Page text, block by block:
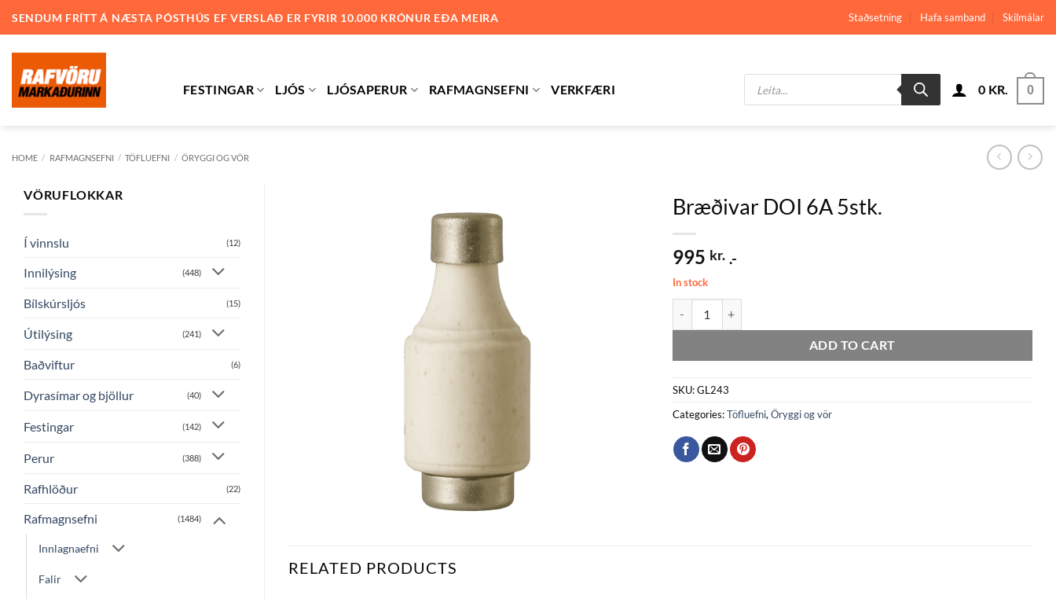
SENDUM FRÍTT Á NÆSTA PÓSTHÚS EF VERSLAÐ ER FYRIR 10.000 KRÓNUR EÐA MEIRA Staðsetning Hafa samband Skilmálar
FESTINGAR LJÓS LJÓSAPERUR RAFMAGNSEFNI VERKFÆRI
Products
search
0 KR. 0
HOME / RAFMAGNSEFNI / TÖFLUEFNI / ÖRYGGI OG VÖR
VÖRUFLOKKAR
Í vinnslu (12)
Innilýsing (448)
Bílskúrsljós (15)
Útilýsing (241)
Baðviftur (6)
Dyrasímar og bjöllur (40)
Festingar (142)
Perur (388)
Rafhlöður (22)
Rafmagnsefni (1484)
Innlagnaefni
Falir
Bræðivar DOI 6A 5stk.
995 kr. .-
In stock
ADD TO CART
SKU:GL243
Categories:Töfluefni, Öryggi og vör
RELATED PRODUCTS